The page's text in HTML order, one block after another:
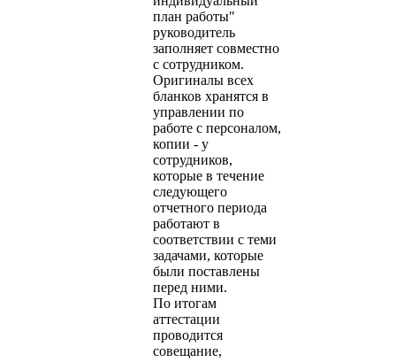
план работы"
руководитель
заполняет совместно
с сотрудником.
Оригиналы всех
бланков хранятся в
управлении по
работе с персоналом,
копии - у
сотрудников,
которые в течение
следующего
отчетного периода
работают в
соответствии с теми
задачами, которые
были поставлены
перед ними.
По итогам
аттестации
проводится
совещание,